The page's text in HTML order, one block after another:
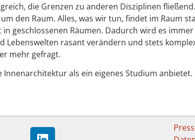
die Grenzen zu anderen Disziplinen
den Raum. Alles, was wir tun, findet im Raum
geschlossenen Räumen. Dadurch wird es
rasant verändern und stets
mehr gefragt.
als ein eigenes Studium anbietet.